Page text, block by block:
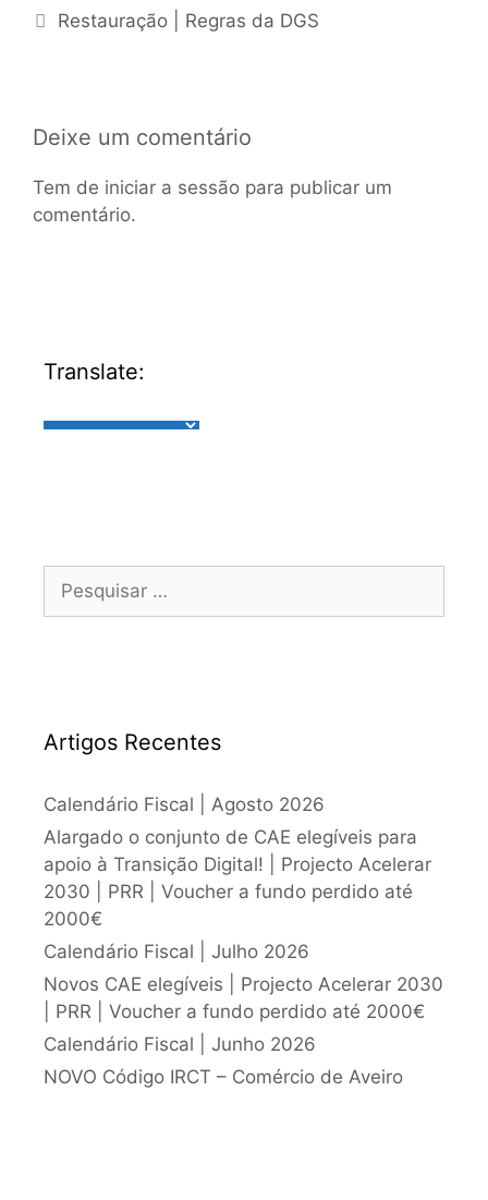
Restauração | Regras da DGS
Deixe um comentário
Tem de iniciar a sessão para publicar um
comentário.
Translate:
Artigos Recentes
Calendário Fiscal | Agosto 2026
Alargado o conjunto de CAE elegíveis para
apoio à Transição Digital! | Projecto Acelerar
2030 | PRR | Voucher a fundo perdido até
2000€
Calendário Fiscal | Julho 2026
Novos CAE elegíveis | Projecto Acelerar 2030
| PRR | Voucher a fundo perdido até 2000€
Calendário Fiscal | Junho 2026
NOVO Código IRCT – Comércio de Aveiro